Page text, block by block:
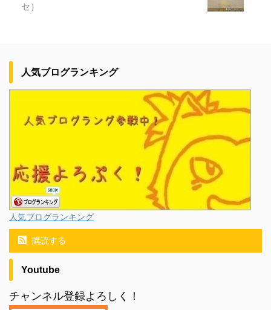
セ）
人気ブログランキング
人気ブログランキング
購読する
Youtube
チャンネル登録よろしく！